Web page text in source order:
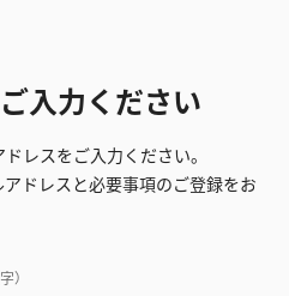
入力ください
レスをご入力ください。
ドレスと必要事項のご登録をお
）